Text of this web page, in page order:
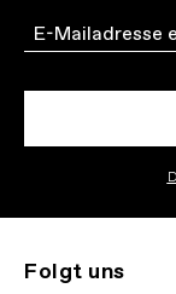
Email
Folgt uns